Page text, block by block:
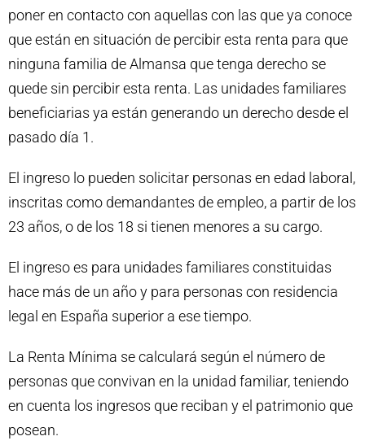
poner en contacto con aquellas con las que ya conoce
que están en situación de percibir esta renta para que
ninguna familia de Almansa que tenga derecho se
quede sin percibir esta renta. Las unidades familiares
beneficiarias ya están generando un derecho desde el
pasado día 1.
El ingreso lo pueden solicitar personas en edad laboral,
inscritas como demandantes de empleo, a partir de los
23 años, o de los 18 si tienen menores a su cargo.
El ingreso es para unidades familiares constituidas
hace más de un año y para personas con residencia
legal en España superior a ese tiempo.
La Renta Mínima se calculará según el número de
personas que convivan en la unidad familiar, teniendo
en cuenta los ingresos que reciban y el patrimonio que
posean.